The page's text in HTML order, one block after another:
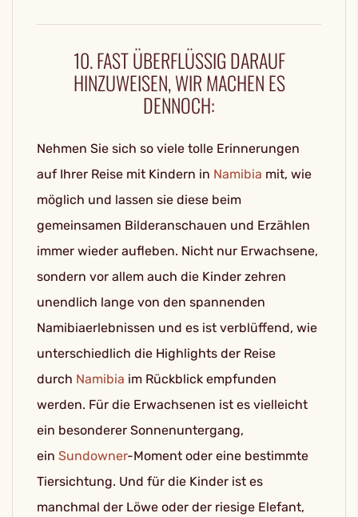
10. FAST ÜBERFLÜSSIG DARAUF
HINZUWEISEN, WIR MACHEN ES
DENNOCH:
Nehmen Sie sich so viele tolle Erinnerungen
auf Ihrer Reise mit Kindern in Namibia mit, wie
möglich und lassen sie diese beim
gemeinsamen Bilderanschauen und Erzählen
immer wieder aufleben. Nicht nur Erwachsene,
sondern vor allem auch die Kinder zehren
unendlich lange von den spannenden
Namibiaerlebnissen und es ist verblüffend, wie
unterschiedlich die Highlights der Reise
durch Namibia im Rückblick empfunden
werden. Für die Erwachsenen ist es vielleicht
ein besonderer Sonnenuntergang,
ein Sundowner-Moment oder eine bestimmte
Tiersichtung. Und für die Kinder ist es
manchmal der Löwe oder der riesige Elefant,